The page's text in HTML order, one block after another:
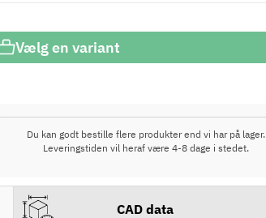
Vælg en variant
Du kan godt bestille flere produkter end vi har på lager.
Leveringstiden vil heraf være 4-8 dage i stedet.
CAD data